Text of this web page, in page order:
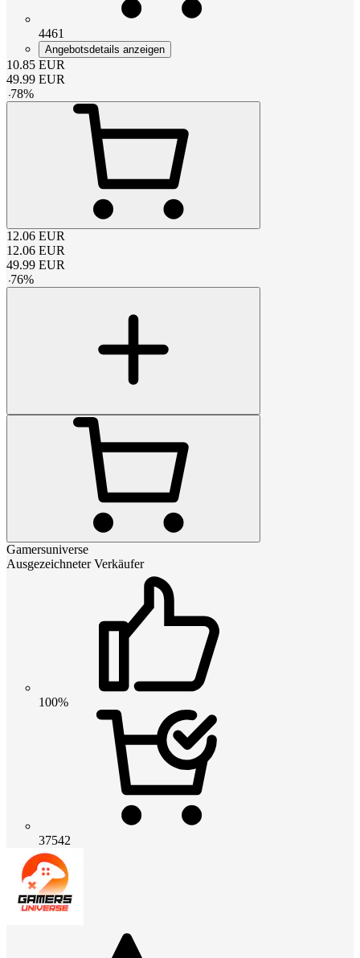
4461
Angebotsdetails anzeigen
10.85 EUR
49.99 EUR
-78%
12.06 EUR
12.06 EUR
49.99 EUR
-76%
Gamersuniverse
Ausgezeichneter Verkäufer
100%
37542